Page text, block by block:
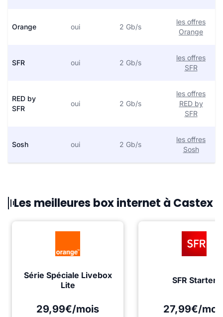
Orange oui 2 Gb/s
les offres
Orange
SFR oui 2 Gb/s
les offres
SFR
RED by
SFR
oui 2 Gb/s
les offres
RED by
SFR
Sosh oui 2 Gb/s
les offres
Sosh
Les meilleures box internet à Castex
Série Spéciale Livebox
Lite
29,99€/mois
SFR Starter
27,99€/